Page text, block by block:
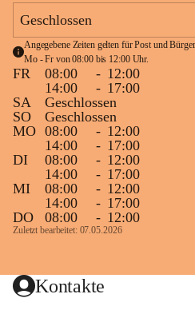
Geschlossen
Angegebene Zeiten gelten für Post und
Mo - Fr von 08:00 bis 12:00 Uhr.
FR 08:00 - 12:00
14:00
- 17:00
SA
Geschlossen
SO
Geschlossen
MO 08:00 - 12:00
14:00
- 17:00
DI
08:00 - 12:00
14:00
- 17:00
MI
08:00 - 12:00
14:00
- 17:00
DO
08:00 - 12:00
Zuletzt bearbeitet: 07.05.2026
Kontakte